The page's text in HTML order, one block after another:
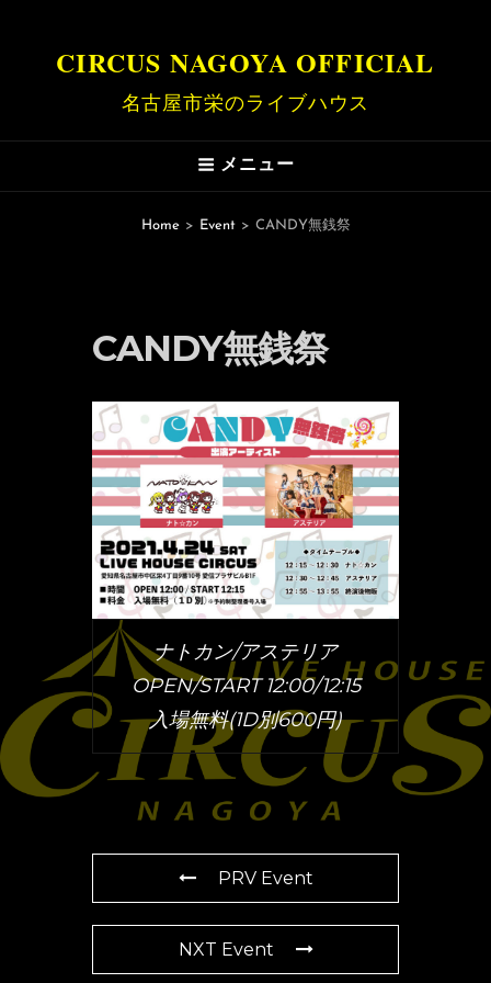
CIRCUS NAGOYA OFFICIAL
名古屋市栄のライブハウス
メニュー
Home > Event > CANDY無銭祭
CANDY無銭祭
ナトカン/アステリア
OPEN/START 12:00/12:15
入場無料(1D別600円)
PRV Event
NXT Event